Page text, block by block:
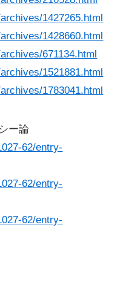
1427265.html
1428660.html
671134.html
1521881.html
1783041.html
ー論
62/entry-
62/entry-
62/entry-